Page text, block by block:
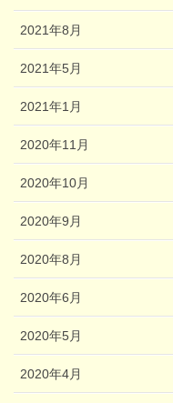
2021年8月
2021年5月
2021年1月
2020年11月
2020年10月
2020年9月
2020年8月
2020年6月
2020年5月
2020年4月